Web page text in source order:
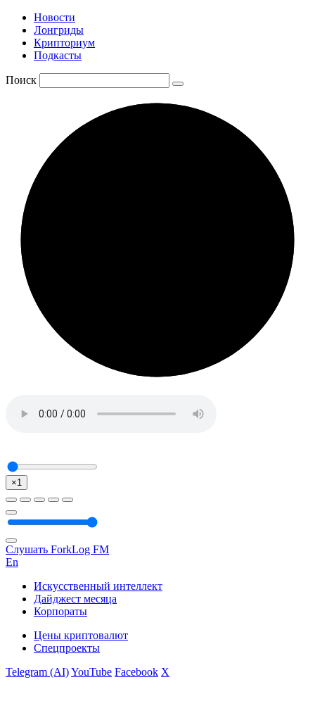
Новости
Лонгриды
Крипториум
Подкасты
Поиск
×1
Слушать ForkLog FM
En
Искусственный интеллект
Дайджест месяца
Корпораты
Цены криптовалют
Спецпроекты
Telegram (AI)YouTube Facebook X